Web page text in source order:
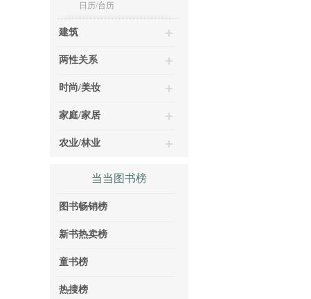
日历/台历
建筑
两性关系
时尚/美妆
家庭/家居
农业/林业
当当图书榜
图书畅销榜
新书热卖榜
童书榜
热搜榜